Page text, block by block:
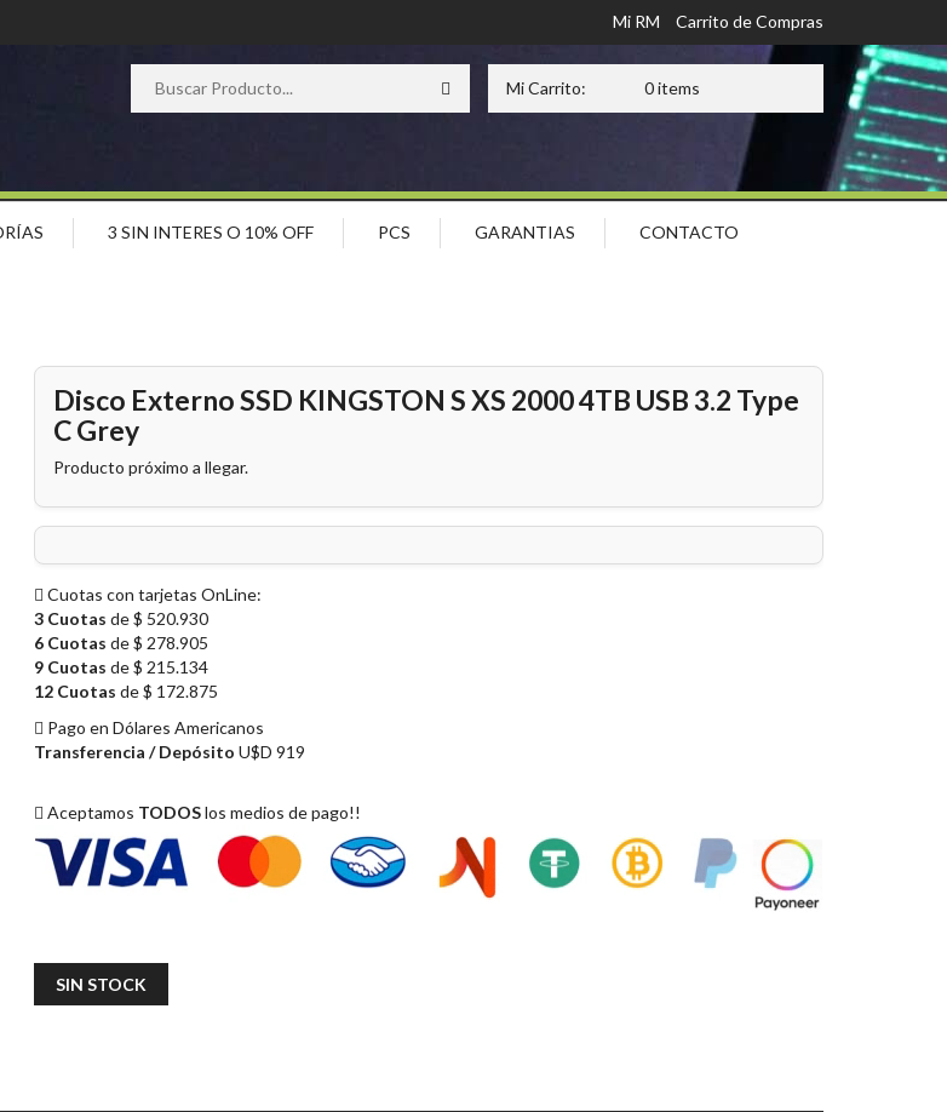
Mi RM Carrito de Compras
Mi Carrito: 0 items
3 SIN INTERES O 10% OFF PCS GARANTIAS CONTACTO
Disco Externo SSD KINGSTON S XS 2000 4TB USB 3.2 Type
C Grey
Producto próximo a llegar.
Cuotas con tarjetas OnLine:
3 Cuotas de $ 520.930
6 Cuotas de $ 278.905
9 Cuotas de $ 215.134
12 Cuotas de $ 172.875
Pago en Dólares Americanos
Transferencia / Depósito U$D 919
Aceptamos TODOSlos medios de pago!!
SIN STOCK